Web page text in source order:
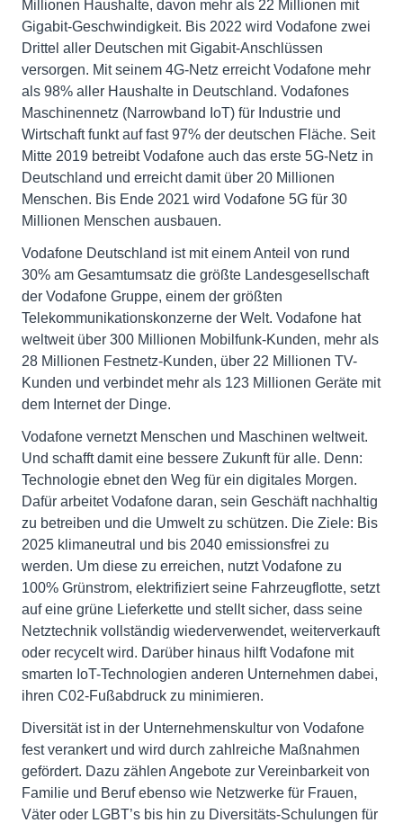
Millionen Haushalte, davon mehr als 22 Millionen mit
Gigabit-Geschwindigkeit. Bis 2022 wird Vodafone zwei
Drittel aller Deutschen mit Gigabit-Anschlüssen
versorgen. Mit seinem 4G-Netz erreicht Vodafone mehr
als 98% aller Haushalte in Deutschland. Vodafones
Maschinennetz (Narrowband IoT) für Industrie und
Wirtschaft funkt auf fast 97% der deutschen Fläche. Seit
Mitte 2019 betreibt Vodafone auch das erste 5G-Netz in
Deutschland und erreicht damit über 20 Millionen
Menschen. Bis Ende 2021 wird Vodafone 5G für 30
Millionen Menschen ausbauen.
Vodafone Deutschland ist mit einem Anteil von rund
30% am Gesamtumsatz die größte Landesgesellschaft
der Vodafone Gruppe, einem der größten
Telekommunikationskonzerne der Welt. Vodafone hat
weltweit über 300 Millionen Mobilfunk-Kunden, mehr als
28 Millionen Festnetz-Kunden, über 22 Millionen TV-
Kunden und verbindet mehr als 123 Millionen Geräte mit
dem Internet der Dinge.
Vodafone vernetzt Menschen und Maschinen weltweit.
Und schafft damit eine bessere Zukunft für alle. Denn:
Technologie ebnet den Weg für ein digitales Morgen.
Dafür arbeitet Vodafone daran, sein Geschäft nachhaltig
zu betreiben und die Umwelt zu schützen. Die Ziele: Bis
2025 klimaneutral und bis 2040 emissionsfrei zu
werden. Um diese zu erreichen, nutzt Vodafone zu
100% Grünstrom, elektrifiziert seine Fahrzeugflotte, setzt
auf eine grüne Lieferkette und stellt sicher, dass seine
Netztechnik vollständig wiederverwendet, weiterverkauft
oder recycelt wird. Darüber hinaus hilft Vodafone mit
smarten IoT-Technologien anderen Unternehmen dabei,
ihren C02-Fußabdruck zu minimieren.
Diversität ist in der Unternehmenskultur von Vodafone
fest verankert und wird durch zahlreiche Maßnahmen
gefördert. Dazu zählen Angebote zur Vereinbarkeit von
Familie und Beruf ebenso wie Netzwerke für Frauen,
Väter oder LGBT’s bis hin zu Diversitäts-Schulungen für